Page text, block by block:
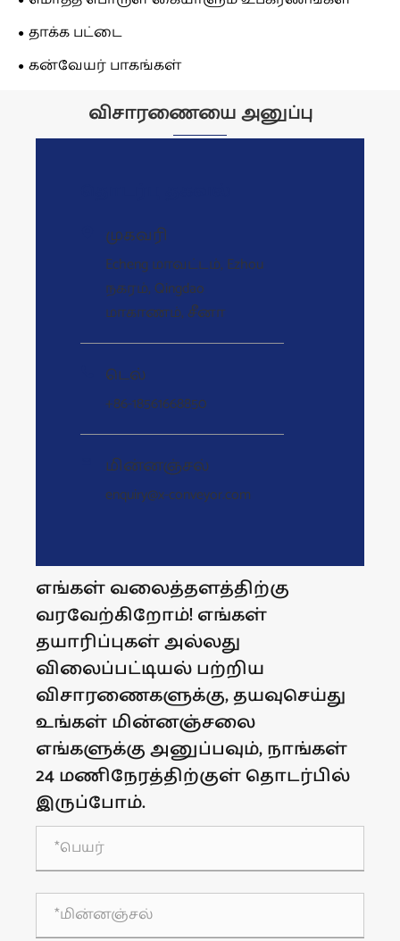
தாக்க பட்டை
கன்வேயர் பாகங்கள்
விசாரணையை அனுப்பு
முகவரி
Echeng மாவட்டம், Ezhou
நகரம், Qingdao
மாகாணம், சீனா
டெல்
+86-18561668850
மின்னஞ்சல்
enquiry@x-conveyor.com
எங்கள் வலைத்தளத்திற்கு
வரவேற்கிறோம்! எங்கள்
தயாரிப்புகள் அல்லது
விலைப்பட்டியல் பற்றிய
விசாரணைகளுக்கு, தயவுசெய்து
உங்கள் மின்னஞ்சலை
எங்களுக்கு அனுப்பவும், நாங்கள்
24 மணிநேரத்திற்குள் தொடர்பில்
இருப்போம்.